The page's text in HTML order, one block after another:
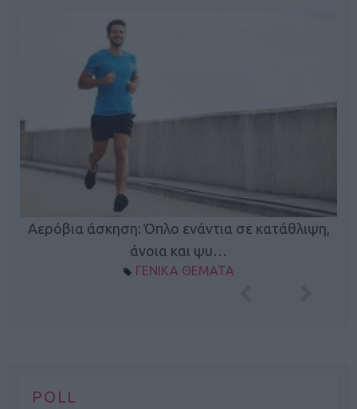
Αερόβια άσκηση: Όπλο ενάντια σε κατάθλιψη,
άνοια και ψυ…
ΓΕΝΙΚΑ ΘΕΜΑΤΑ
POLL